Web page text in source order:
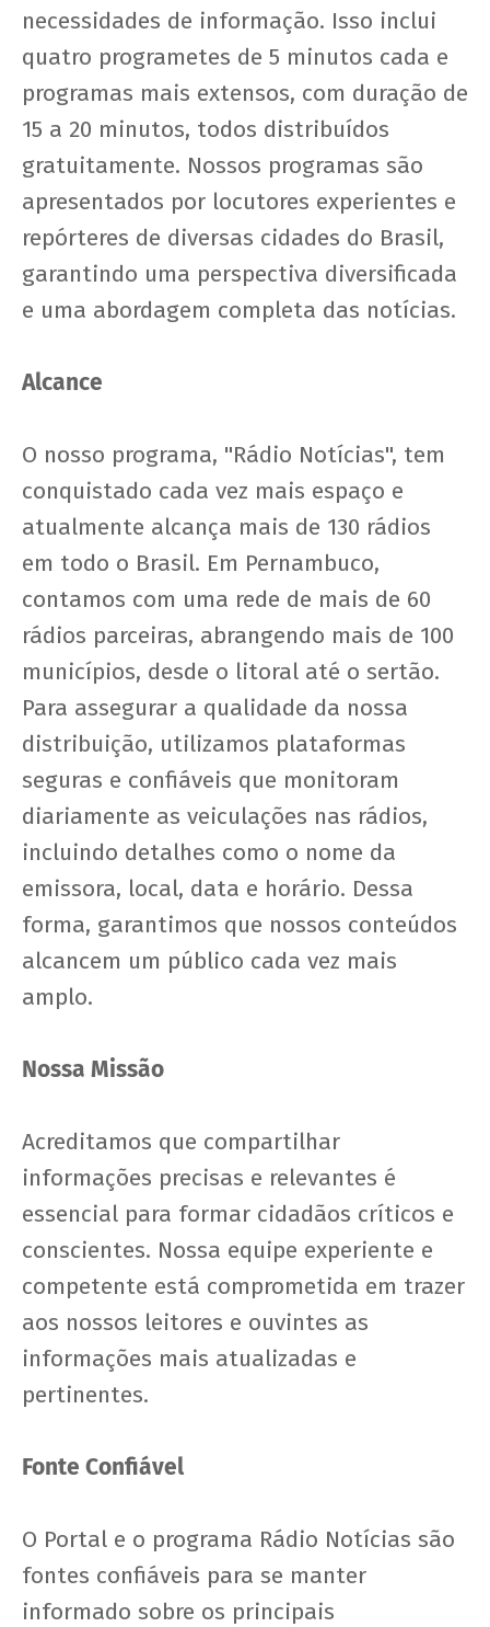
necessidades de informação. Isso inclui
quatro programetes de 5 minutos cada e
programas mais extensos, com duração de
15 a 20 minutos, todos distribuídos
gratuitamente. Nossos programas são
apresentados por locutores experientes e
repórteres de diversas cidades do Brasil,
garantindo uma perspectiva diversificada
e uma abordagem completa das notícias.
Alcance
O nosso programa, "Rádio Notícias", tem
conquistado cada vez mais espaço e
atualmente alcança mais de 130 rádios
em todo o Brasil. Em Pernambuco,
contamos com uma rede de mais de 60
rádios parceiras, abrangendo mais de 100
municípios, desde o litoral até o sertão.
Para assegurar a qualidade da nossa
distribuição, utilizamos plataformas
seguras e confiáveis que monitoram
diariamente as veiculações nas rádios,
incluindo detalhes como o nome da
emissora, local, data e horário. Dessa
forma, garantimos que nossos conteúdos
alcancem um público cada vez mais
amplo.
Nossa Missão
Acreditamos que compartilhar
informações precisas e relevantes é
essencial para formar cidadãos críticos e
conscientes. Nossa equipe experiente e
competente está comprometida em trazer
aos nossos leitores e ouvintes as
informações mais atualizadas e
pertinentes.
Fonte Confiável
O Portal e o programa Rádio Notícias são
fontes confiáveis para se manter
informado sobre os principais